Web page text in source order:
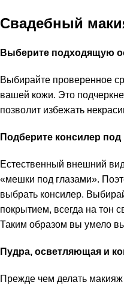
Свадебный
Выберите подходящую
Выбирайте проверенное
вашей кожи. Это
позволит избежать
Подберите консилер под
Естественный внешний
«мешки под глазами».
выбрать консилер.
покрытием, всегда на тон
Таким образом вы умело
Пудра, осветляющая и
Прежде чем делать макияж